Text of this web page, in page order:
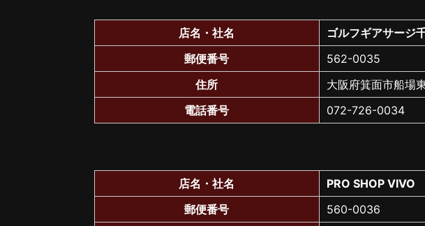
店名・社名
ゴルフギアサージ
郵便番号
562-0035
住所
大阪府箕面市船場
電話番号
072-726-0034
店名・社名
PRO SHOP VIVO
郵便番号
560-0036